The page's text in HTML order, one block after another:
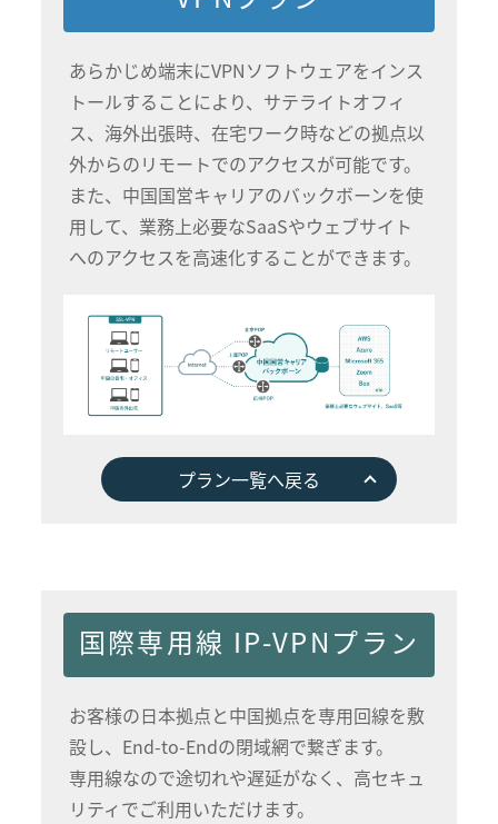
あらかじめ端末にVPNソフトウェアをインス
トールすることにより、サテライトオフィ
ス、海外出張時、在宅ワーク時などの拠点以
外からのリモートでのアクセスが可能です。
また、中国国営キャリアのバックボーンを使
用して、業務上必要なSaaSやウェブサイト
へのアクセスを高速化することができます。
プラン一覧へ戻る
国際専用線 IP-VPNプラン
お客様の日本拠点と中国拠点を専用回線を敷
設し、End-to-Endの閉域網で繋ぎます。
専用線なので途切れや遅延がなく、高セキュ
リティでご利用いただけます。